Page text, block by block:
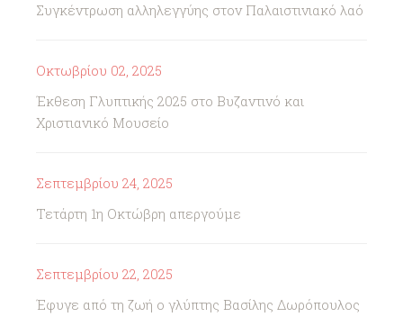
Συγκέντρωση αλληλεγγύης στον Παλαιστινιακό λαό
Οκτωβρίου 02, 2025
Έκθεση Γλυπτικής 2025 στο Βυζαντινό και
Χριστιανικό Μουσείο
Σεπτεμβρίου 24, 2025
Τετάρτη 1η Οκτώβρη απεργούμε
Σεπτεμβρίου 22, 2025
Έφυγε από τη ζωή ο γλύπτης Βασίλης Δωρόπουλος